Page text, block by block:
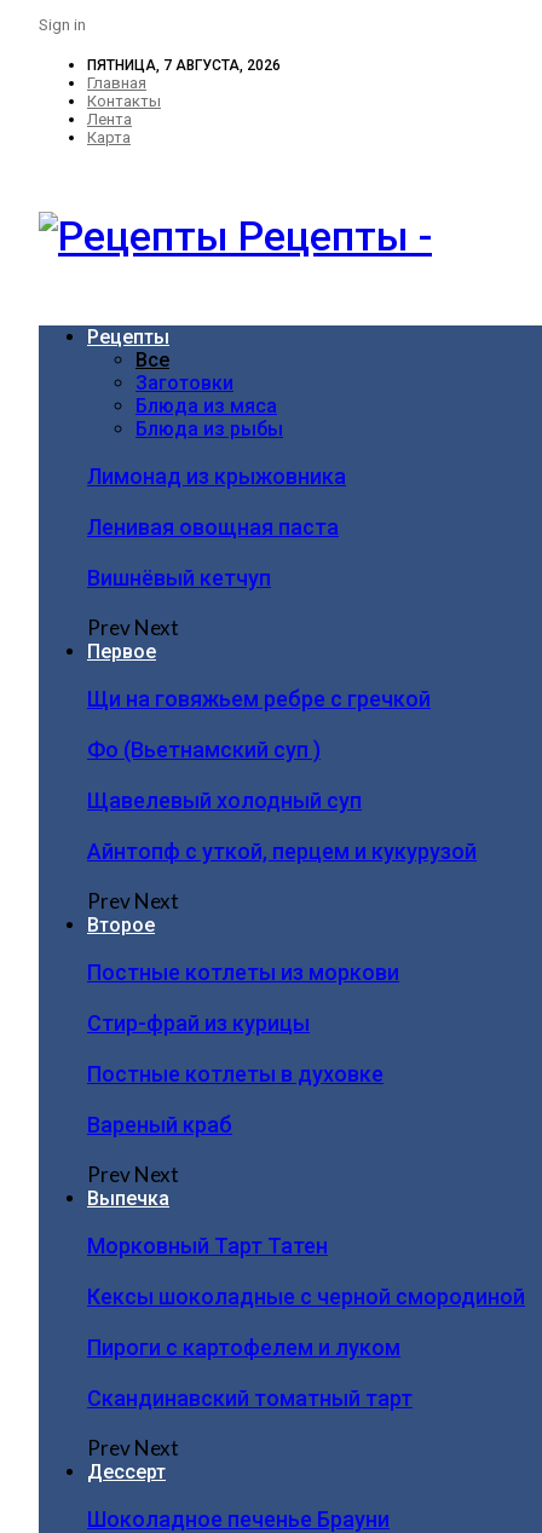
Sign in
ПЯТНИЦА, 7 АВГУСТА, 2026
Главная
Контакты
Лента
Карта
Рецепты -
Рецепты
Все
Заготовки
Блюда из мяса
Блюда из рыбы
Лимонад из крыжовника
Ленивая овощная паста
Вишнёвый кетчуп
PrevNext
Первое
Щи на говяжьем ребре с гречкой
Фо (Вьетнамский суп )
Щавелевый холодный суп
Айнтопф с уткой, перцем и кукурузой
PrevNext
Второе
Постные котлеты из моркови
Стир-фрай из курицы
Постные котлеты в духовке
Вареный краб
PrevNext
Выпечка
Морковный Тарт Татен
Кексы шоколадные с черной смородиной
Пироги c картофелем и луком
Скандинавский томатный тарт
PrevNext
Дессерт
Шоколадное печенье Брауни